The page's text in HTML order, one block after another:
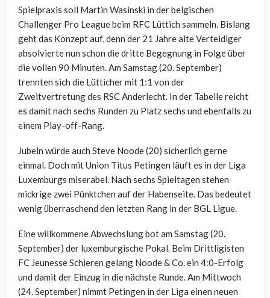
Spielpraxis soll Martin Wasinski in derbelgischen
Challenger Pro League beim RFC Lüttich sammeln. Bislang
geht das Konzept auf, denn der 21 Jahre alte Verteidiger
absolvierte nun schon die dritte Begegnung in Folge über
die vollen 90 Minuten. Am Samstag (20. September)
trennten sich die Lütticher mit 1:1 von der
Zweitvertretung des RSC Anderlecht. In der Tabelle reicht
es damit nach sechs Runden zu Platz sechs und ebenfalls zu
einem Play-off-Rang.
Jubeln würde auch Steve Noode (20) sicherlich gerne
einmal. Doch mit Union Titus Petingen läuft es in der Liga
Luxemburgs miserabel. Nach sechs Spieltagen stehen
mickrige zwei Pünktchen auf der Habenseite. Das bedeutet
wenig überraschend den letzten Rang in der BGL Ligue.
Eine willkommene Abwechslung bot am Samstag (20.
September) der luxemburgische Pokal. Beim Drittligisten
FC Jeunesse Schieren gelang Noode & Co. ein 4:0-Erfolg
und damit der Einzug in die nächste Runde. Am Mittwoch
(24. September) nimmt Petingen in der Liga einen neuen